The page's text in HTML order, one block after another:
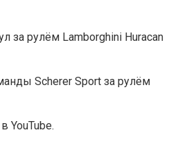
за рулём Lamborghini Huracan
Scherer Sport за рулём
YouTube.